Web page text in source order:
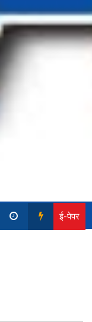
ई-पेपर